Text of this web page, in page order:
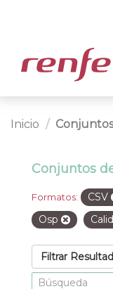
Inicio
Conjuntos
Formatos: CSV
Osp
Filtrar